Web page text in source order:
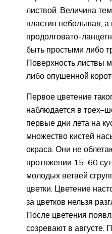
листвой. Величина
пластин небольшая,
продолговато-
быть простыми либо
Поверхность листвы
либо опушенной
Первое цветение
наблюдается в
первые дни лета на
множество кистей
окраса. Они не
протяжении 15–60
молодых ветвей
цветки. Цветение
за цветков нельзя
После цветения
созревают в августе.